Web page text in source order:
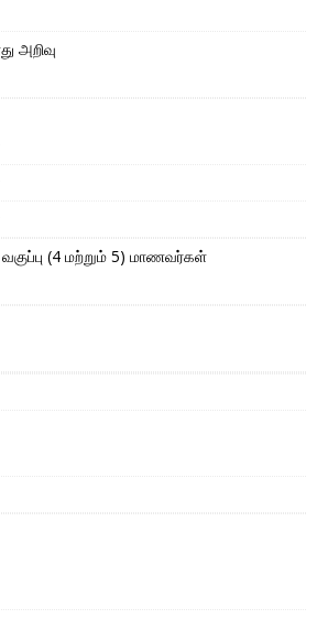
அறிவு
(4 மற்றும் 5) மாணவர்கள்